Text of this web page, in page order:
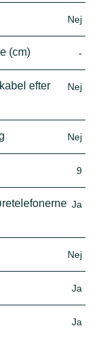
Nej
(cm) -
efter
Nej
Nej
9
Ja
Nej
Ja
Ja